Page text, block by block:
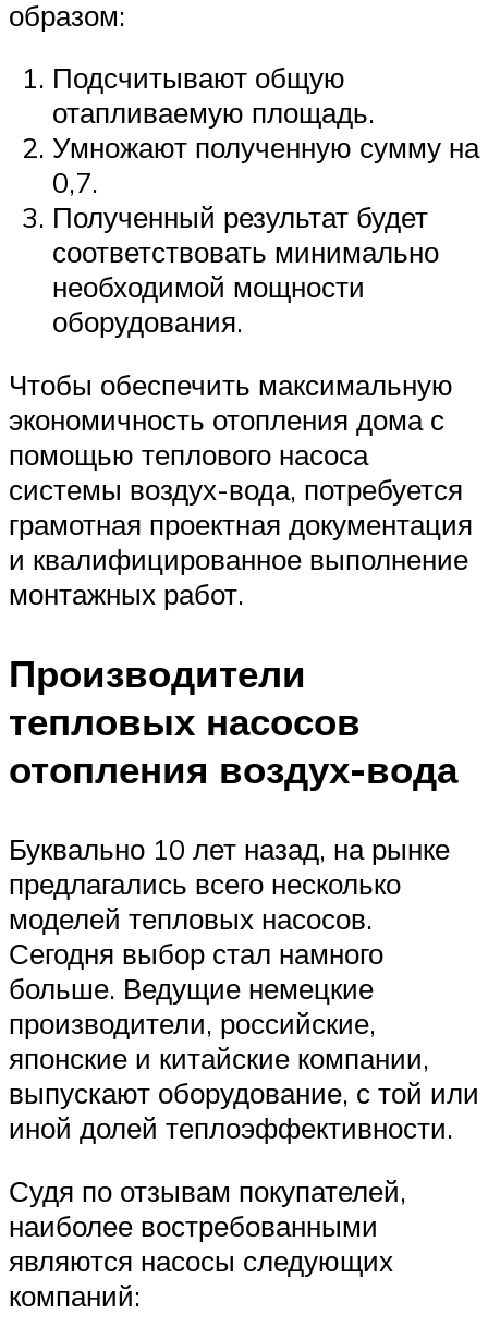
образом:
Подсчитывают общую
отапливаемую площадь.
Умножают полученную сумму на
0,7.
Полученный результат будет
соответствовать минимально
необходимой мощности
оборудования.
Чтобы обеспечить максимальную
экономичность отопления дома с
помощью теплового насоса
системы воздух-вода, потребуется
грамотная проектная документация
и квалифицированное выполнение
монтажных работ.
Производители
тепловых насосов
отопления воздух-вода
Буквально 10 лет назад, на рынке
предлагались всего несколько
моделей тепловых насосов.
Сегодня выбор стал намного
больше. Ведущие немецкие
производители, российские,
японские и китайские компании,
выпускают оборудование, с той или
иной долей теплоэффективности.
Судя по отзывам покупателей,
наиболее востребованными
являются насосы следующих
компаний: